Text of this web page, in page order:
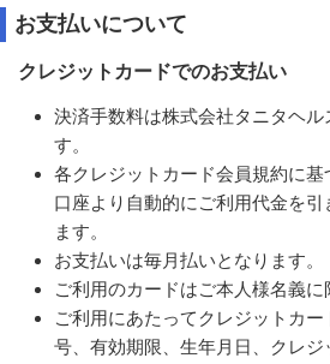
お支払いについて
クレジットカードでのお支払い
決済手数料は株式会社タニタヘル
す。
各クレジットカード会員規約に
口座より自動的にご利用代金を
ます。
お支払いは毎月払いとなります。
ご利用のカードはご本人様名義に
ご利用にあたってクレジットカ
号、有効期限、生年月日、クレ